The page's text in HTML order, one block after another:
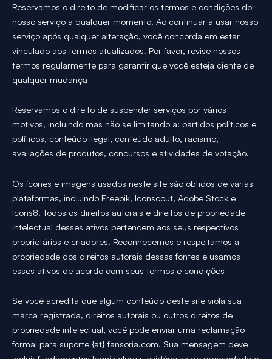
Reservamos o direito de modificar os termos e condições do
nosso serviço a qualquer momento. Ao continuar a usar nosso
serviço após qualquer alteração, você concorda em estar
vinculado aos termos atualizados. Por favor, revise nossos
termos regularmente para garantir que você esteja ciente de
qualquer mudança
Reservamos o direito de suspender serviços por vários
motivos, incluindo mas não se limitando a: partidos políticos e
políticos, conteúdo ilegal, conteúdo adulto, racismo,
avaliações de produtos, concursos e atividades de votação.
Os ícones e imagens usados neste site são obtidos de várias
plataformas, incluindo Freepik, Iconscout, Adobe Stock e
Icons8. Todos os direitos autorais e direitos de propriedade
intelectual desses ativos pertencem aos seus respectivos
proprietários e criadores. Reconhecemos e respeitamos a
propriedade dos direitos autorais dessas fontes e usamos
esses ativos de acordo com seus termos e condições
Se você acredita que algum conteúdo deste site viola sua
marca registrada, direitos autorais ou outros direitos de
propriedade intelectual, você pode enviar uma reclamação
formal para suporte {at} fansoria.com. Sua mensagem deve